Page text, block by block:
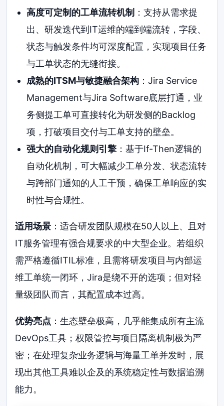
高度可定制的工单流转机制 ：支持从需求提
出、研发迭代到IT运维的端到端流转，字段、
状态与触发条件均可深度配置，实现项目任务
与工单状态的无缝衔接。
成熟的ITSM与敏捷融合架构：Jira Service
Management与Jira Software底层打通，业
务侧提工单可直接转化为研发侧的Backlog
项，打破项目交付与工单支持的壁垒。
强大的自动化规则引擎：基于If-Then逻辑的
自动化机制，可大幅减少工单分发、状态流转
与跨部门通知的人工干预，确保工单响应的实
时性与合规性。
适用场景 ：适合研发团队规模在50人以上、且对
IT服务管理有强合规要求的中大型企业。若组织
需严格遵循ITIL标准，且需将研发项目与内部运
维工单统一闭环，Jira是绕不开的选项；但对轻
量级团队而言，其配置成本过高。
优势亮点 ：生态壁垒极高，几乎能集成所有主流
DevOps工具；权限管控与项目隔离机制极为严
密；在处理复杂业务逻辑与海量工单并发时，展
现出其他工具难以企及的系统稳定性与数据追溯
能力。